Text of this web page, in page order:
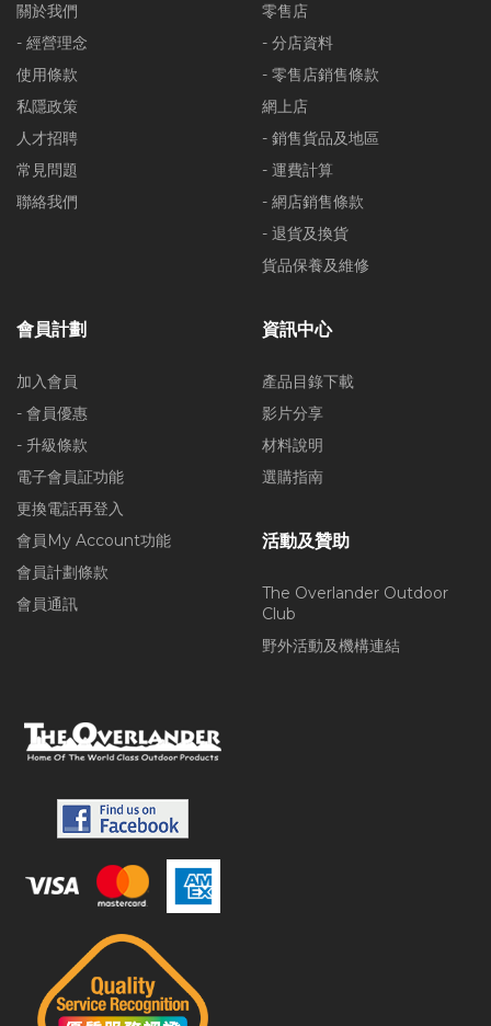
關於我們
- 經營理念
使用條款
私隱政策
人才招聘
常見問題
聯絡我們
零售店
- 分店資料
- 零售店銷售條款
網上店
- 銷售貨品及地區
- 運費計算
- 網店銷售條款
- 退貨及換貨
貨品保養及維修
會員計劃
加入會員
- 會員優惠
- 升級條款
電子會員証功能
更換電話再登入
會員My Account功能
會員計劃條款
會員通訊
資訊中心
產品目錄下載
影片分享
材料說明
選購指南
活動及贊助
The Overlander Outdoor
Club
野外活動及機構連結